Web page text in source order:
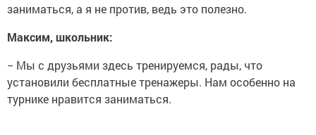
заниматься, а я не против, ведь это полезно.
Максим, школьник:
− Мы с друзьями здесь тренируемся, рады, что
установили бесплатные тренажеры. Нам особенно на
турнике нравится заниматься.